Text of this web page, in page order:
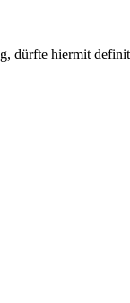
dürfte hiermit